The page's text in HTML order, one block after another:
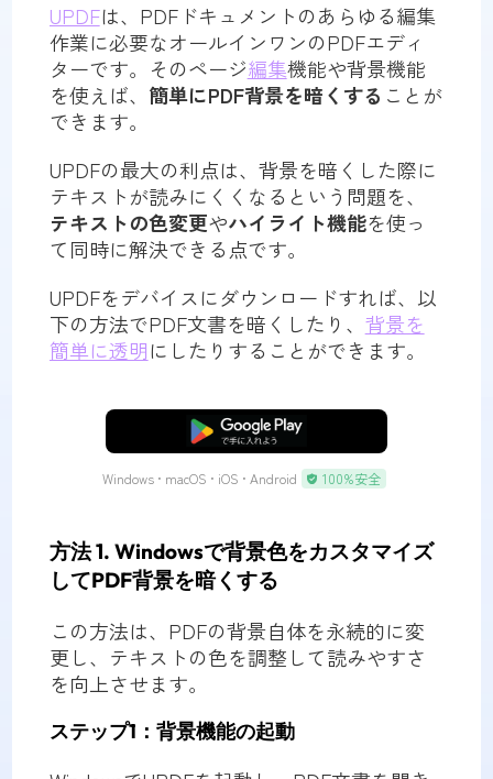
UPDFは、PDFドキュメントのあらゆる編集
作業に必要なオールインワンのPDFエディ
ターです。そのページ編集機能や背景機能
を使えば、 簡単にPDF背景を暗くする ことが
できます。
UPDFの最大の利点は、背景を暗くした際に
テキストが読みにくくなるという問題を、
テキストの色変更やハイライト機能を使っ
て同時に解決できる点です。
UPDFをデバイスにダウンロードすれば、以
下の方法でPDF文書を暗くしたり、 背景を
簡単に透明にしたりすることができます。
無料ダウンロード
Windows • macOS • iOS • Android 100%安全
方法 1. Windowsで背景色をカスタマイズ
してPDF背景を暗くする
この方法は、PDFの背景自体を永続的に変
更し、テキストの色を調整して読みやすさ
を向上させます。
ステップ1：背景機能の起動